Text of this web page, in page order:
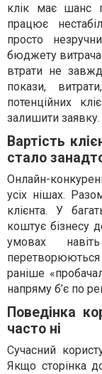
клік має шанс
працює
просто
бюджету
втрати не
покази,
потенційних
залишити заявку.
Вартість
стало
Онлайн-
усіх нішах.
клієнта. У
коштує бізнесу
умовах
перетворюються
раніше
напряму б’є по
Поведінка
часто ні
Сучасний
Якщо сторінка